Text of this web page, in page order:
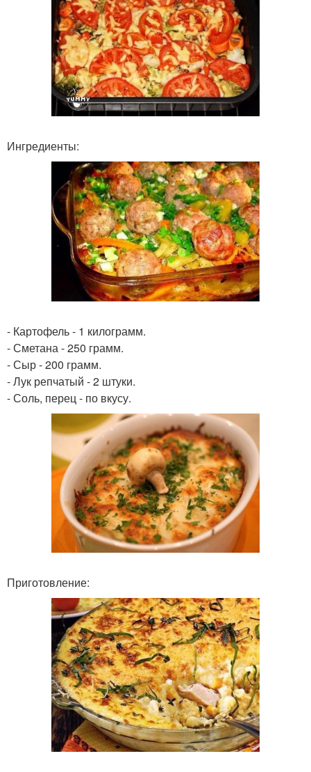
Ингредиенты:
- Картофель - 1 килограмм.
- Сметана - 250 грамм.
- Сыр - 200 грамм.
- Лук репчатый - 2 штуки.
- Соль, перец - по вкусу.
Приготовление: